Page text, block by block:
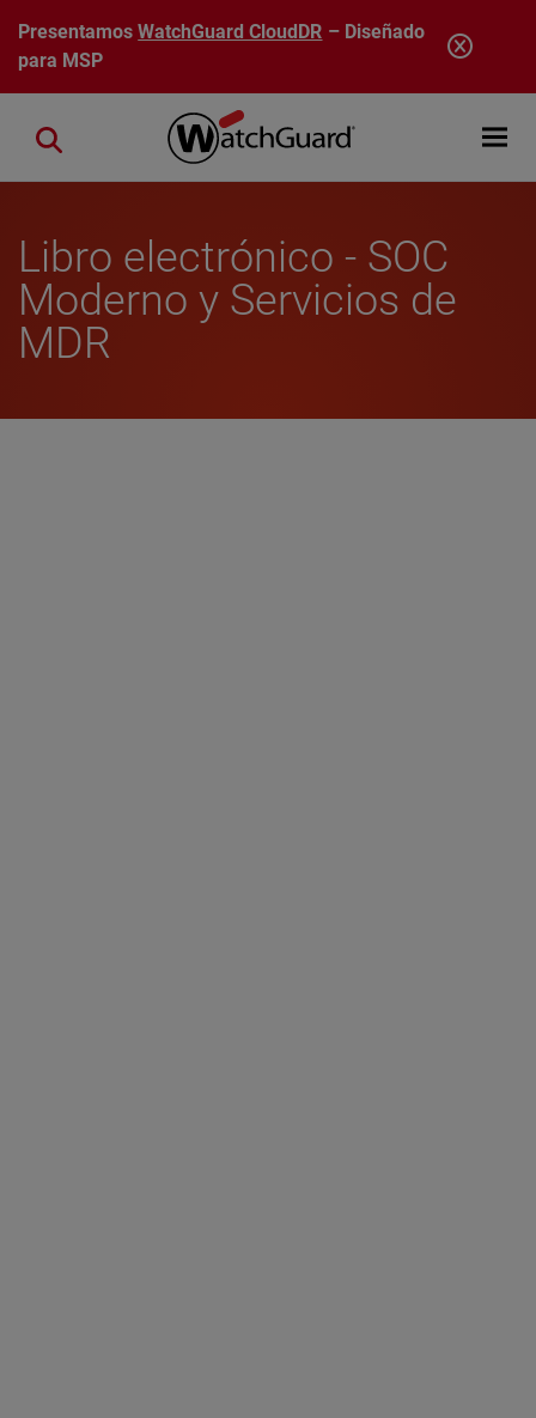
Pasar al contenido principal
PresentamosWatchGuard CloudDR – Diseñado
para MSP
Open
Close search
Libro electrónico - SOC
Moderno y Servicios de
MDR